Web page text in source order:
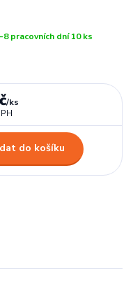
pracovních dní 10 ks
/ks
do košíku